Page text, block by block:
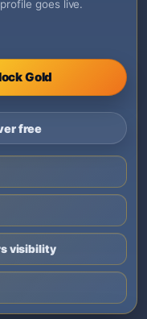
goes live.
Gold
free
visibility